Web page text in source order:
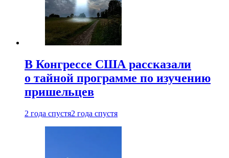
В Конгрессе США рассказали
о тайной программе по изучению
пришельцев
2 года спустя2 года спустя